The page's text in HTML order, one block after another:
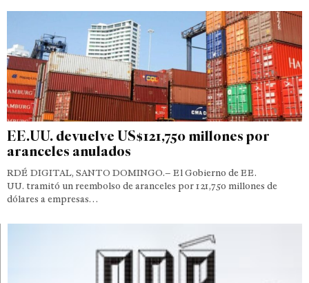
EE.UU. devuelve US$121,750 millones por
aranceles anulados
RDÉ DIGITAL, SANTO DOMINGO.– El Gobierno de EE.
UU. tramitó un reembolso de aranceles por 121,750 millones de
dólares a empresas…